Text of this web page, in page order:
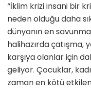
“İklim krizi insani bir
neden olduğu daha
dünyanın en
halihazırda çatışma,
karşıya olanlar için
geliyor. Çocuklar,
zaman en kötü